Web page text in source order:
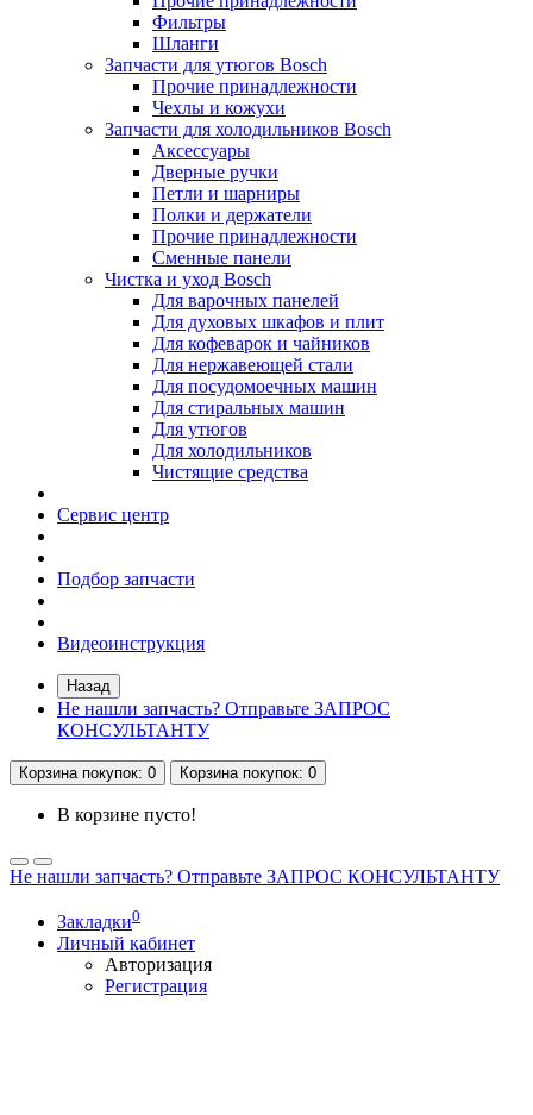
Фильтры
Шланги
Запчасти для утюгов Bosch
Прочие принадлежности
Чехлы и кожухи
Запчасти для холодильников Bosch
Аксессуары
Дверные ручки
Петли и шарниры
Полки и держатели
Прочие принадлежности
Сменные панели
Чистка и уход Bosch
Для варочных панелей
Для духовых шкафов и плит
Для кофеварок и чайников
Для нержавеющей стали
Для посудомоечных машин
Для стиральных машин
Для утюгов
Для холодильников
Чистящие средства
Сервис центр
Подбор запчасти
Видеоинструкция
Назад
Не нашли запчасть? Отправьте ЗАПРОС
КОНСУЛЬТАНТУ
Корзинапокупок: 0 Корзинапокупок: 0
В корзине пусто!
Не нашли запчасть? Отправьте ЗАПРОС КОНСУЛЬТАНТУ
Закладки0
Личный кабинет
Авторизация
Регистрация